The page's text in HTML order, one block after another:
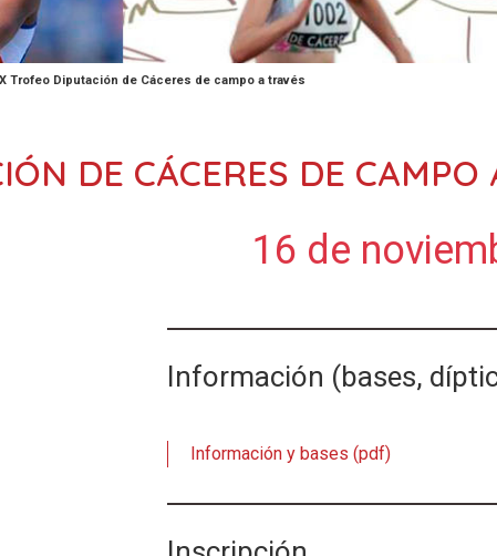
Trofeo Diputación de Cáceres de campo a través
DE CÁCERES DE CAMPO
16 de
Información (bases,
Información y bases (pdf)